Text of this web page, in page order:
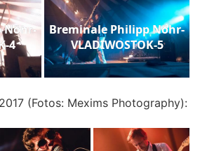
Nöhr-
4
Breminale Philipp Nöhr-
VLADIWOSTOK-5
(Fotos: Mexims Photography):